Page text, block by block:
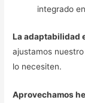
integrado
La adaptabilidad
ajustamos
lo necesiten.
Aprovechamos